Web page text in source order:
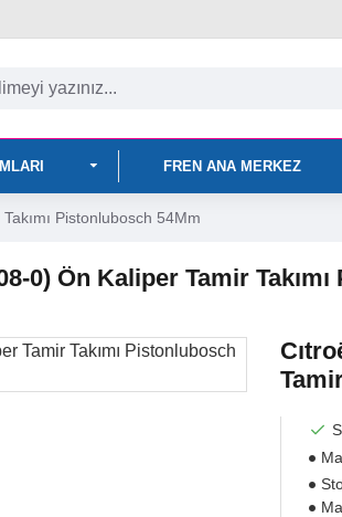
FREN ANA MERKEZ
Pistonlubosch 54Mm
0) Ön Kaliper Tamir